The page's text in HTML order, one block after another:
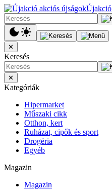
Újakció
✕
Keresés
✕
Kategóriák
Hipermarket
Műszaki cikk
Otthon, kert
Ruházat, cipők és sport
Drogéria
Egyéb
Magazin
Magazin